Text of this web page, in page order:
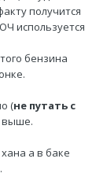
получится
используется
бензина
(не путать с
выше.
а в баке